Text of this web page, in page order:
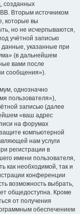
созданных
Вторым источником
которые вы
но не исчерпываются,
учётной записью
указанные при
(в дальнейшем
вами после
сообщения»).
однозначно
пользователя»),
записью (далее
«ваш адрес
на форумах
компьютерной
нам услуги
регистрации в
имени пользователя,
как необходимой, так и
конференции
возможность выбрать,
общедоступна. Кроме
от получения
обеспечением